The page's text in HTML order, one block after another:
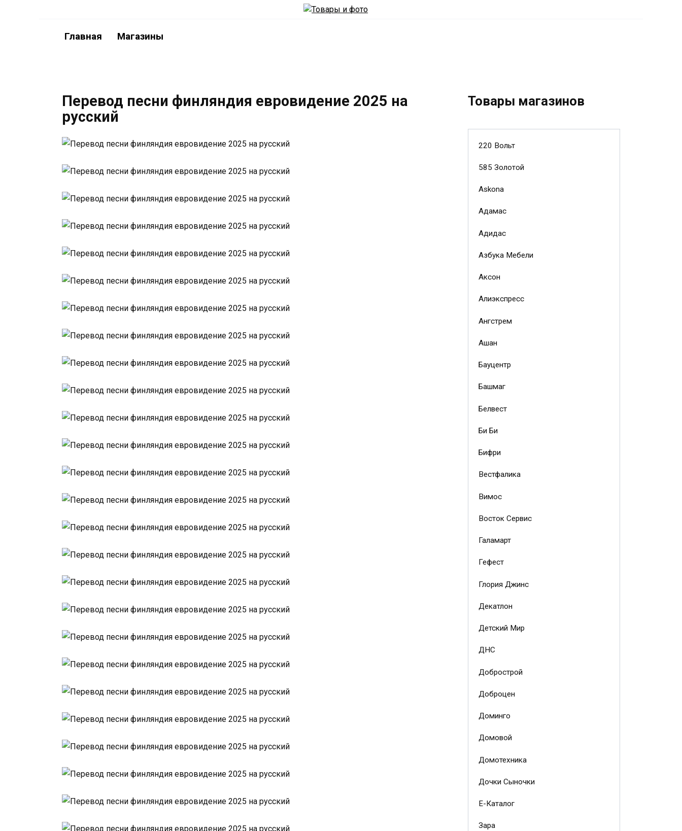
Главная Магазины
Перевод песни финляндия евровидение 2025 на
русский
Товары магазинов
220 Вольт
585 Золотой
Askona
Адамас
Адидас
Азбука Мебели
Аксон
Алиэкспресс
Ангстрем
Ашан
Бауцентр
Башмаг
Белвест
Би Би
Бифри
Вестфалика
Вимос
Восток Сервис
Галамарт
Гефест
Глория Джинс
Декатлон
Детский Мир
ДНС
Добрострой
Доброцен
Доминго
Домовой
Домотехника
Дочки Сыночки
Е-Каталог
Зара